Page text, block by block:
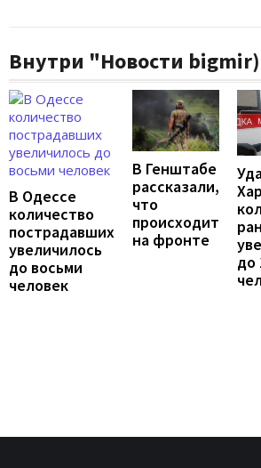
Внутри "Новости
В Одессе
количество
пострадавших
увеличилось
до восьми
человек
В Генштабе
рассказали,
что
происходит
на фронте
до